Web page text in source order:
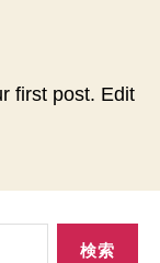
first post. Edit